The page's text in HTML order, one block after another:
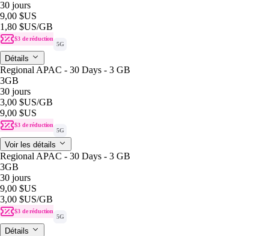
30 jours
9,00 $US
1,80 $US/GB
$3 de réduction
5G
Détails
Regional APAC - 30 Days - 3 GB
3GB
30 jours
3,00 $US/GB
9,00 $US
$3 de réduction
5G
Voir les détails
Regional APAC - 30 Days - 3 GB
3GB
30 jours
9,00 $US
3,00 $US/GB
$3 de réduction
5G
Détails